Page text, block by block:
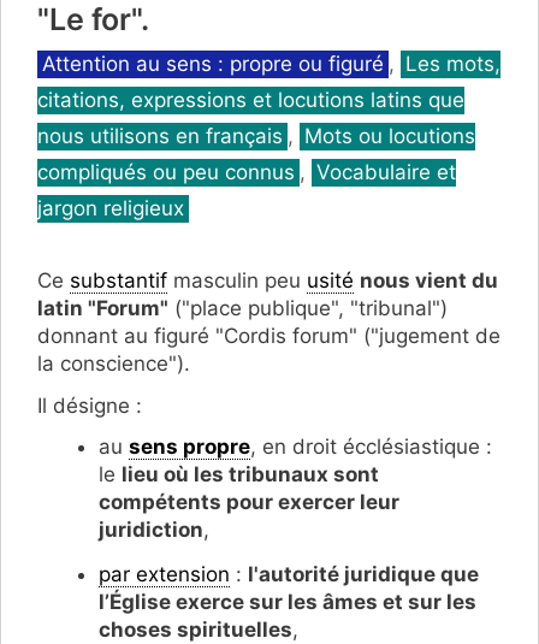
"Le for".
Catégories
Attention au sens : propre ou figuré , Les mots,
citations, expressions et locutions latins que
nous utilisons en français , Mots ou locutions
compliqués ou peu connus , Vocabulaire et
jargon religieux
Ce substantif masculin peu usité nous vient du
latin "Forum" ("place publique", "tribunal")
donnant au figuré "Cordis forum" ("jugement de
la conscience").
Il désigne :
au sens propre, en droit écclésiastique :
le lieu où les tribunaux sont
compétents pour exercer leur
juridiction,
par extension : l'autorité juridique que
l’Église exerce sur les âmes et sur les
choses spirituelles,